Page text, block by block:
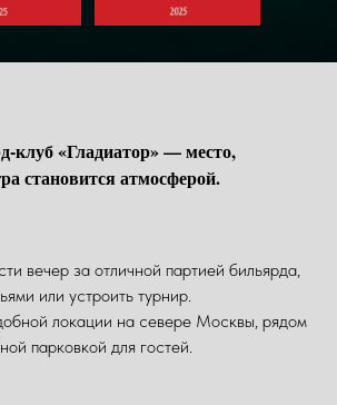
клуб «Гладиатор» — место,
становится атмосферой.
вечер за отличной партией бильярда,
или устроить турнир.
локации на севере Москвы, рядом
парковкой для гостей.